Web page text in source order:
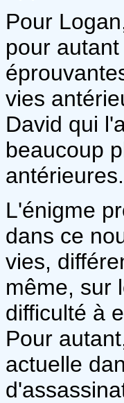
Pour
pour
vies
David qui
beaucoup
L'énigme
dans ce
vies,
même, sur
difficulté à
Pour
actuelle